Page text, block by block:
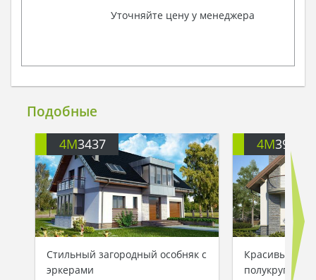
Уточняйте цену у менеджера
Подобные
4M3437
Стильный загородный особняк с
эркерами
4M391
Красивый